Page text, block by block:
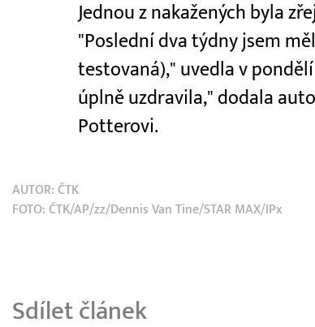
Jednou z nakažených byla
"Poslední dva týdny jsem
testovaná)," uvedla v
úplně uzdravila," dodala
Potterovi.
AUTOR: ČTK
FOTO: ČTK/AP/zz/Dennis Van Tine/STAR MAX/IPx
Sdílet článek